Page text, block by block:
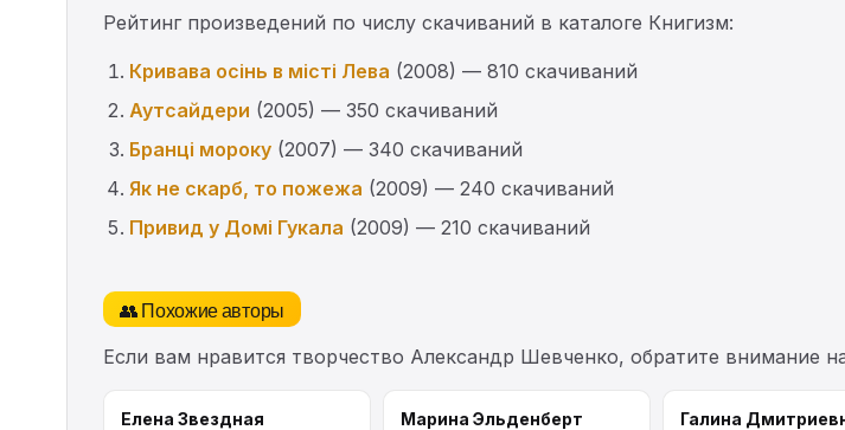
Рейтинг произведений по числу скачиваний в каталоге Книгизм:
Кривава осінь в місті Лева (2008) — 810 скачиваний
Аутсайдери (2005) — 350 скачиваний
Бранці мороку (2007) — 340 скачиваний
Як не скарб, то пожежа (2009) — 240 скачиваний
Привид у Домі Гукала (2009) — 210 скачиваний
👥 Похожие авторы
Если вам нравится творчество Александр Шевченко, обратите внимание
Елена Звездная Марина Эльденберт
Галина